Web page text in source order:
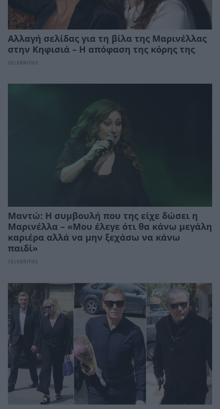
Αλλαγή σελίδας για τη βίλα της Μαρινέλλας
στην Κηφισιά – Η απόφαση της κόρης της
CELEBRITIES
Μαντώ: Η συμβουλή που της είχε δώσει η
Μαρινέλλα – «Μου έλεγε ότι θα κάνω μεγάλη
καριέρα αλλά να μην ξεχάσω να κάνω
παιδί»
CELEBRITIES